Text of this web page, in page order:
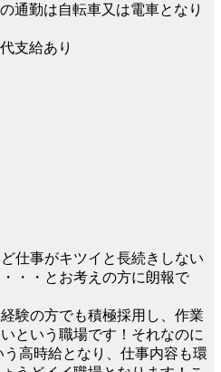
通勤は自転車又は電車となり
支給あり
仕事がキツイと長続きしない
・・とお考えの方に朗報で
験の方でも積極採用し、作業
という職場です！それなのに
う高時給となり、仕事内容も環